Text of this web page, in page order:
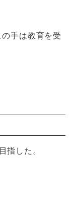
手は教育を受
指した。